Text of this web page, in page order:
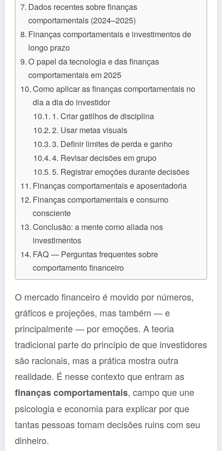
Dados recentes sobre finanças
comportamentais (2024–2025)
Finanças comportamentais e investimentos de
longo prazo
O papel da tecnologia e das finanças
comportamentais em 2025
Como aplicar as finanças comportamentais no
dia a dia do investidor
1. Criar gatilhos de disciplina
2. Usar metas visuais
3. Definir limites de perda e ganho
4. Revisar decisões em grupo
5. Registrar emoções durante decisões
Finanças comportamentais e aposentadoria
Finanças comportamentais e consumo
consciente
Conclusão: a mente como aliada nos
investimentos
FAQ — Perguntas frequentes sobre
comportamento financeiro
O mercado financeiro é movido por números,
gráficos e projeções, mas também — e
principalmente — por emoções. A teoria
tradicional parte do princípio de que investidores
são racionais, mas a prática mostra outra
realidade. É nesse contexto que entram as
finanças comportamentais, campo que une
psicologia e economia para explicar por que
tantas pessoas tomam decisões ruins com seu
dinheiro.